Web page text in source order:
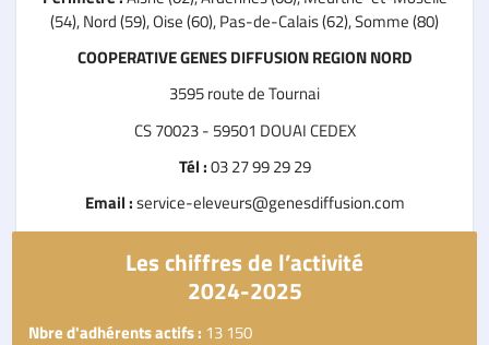
(54), Nord (59), Oise (60), Pas-de-Calais (62), Somme (80)
COOPERATIVE GENES DIFFUSION REGION NORD
3595 route de Tournai
CS 70023 - 59501 DOUAI CEDEX
Tél :03 27 99 29 29
Email :service-eleveurs@genesdiffusion.com
Les chiffres de l’activité
2024-2025
Nbre d'adhérents actifs : 13 150